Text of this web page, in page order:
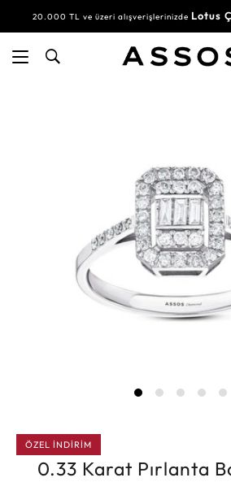
20.000 TL ve üzeri alışverişlerinizde Lotus
ÖZEL İNDİRİM
0.33 Karat Pırlanta